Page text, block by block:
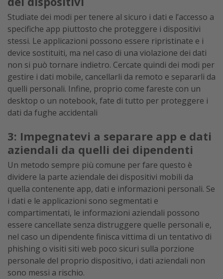
Studiate dei modi per tenere al sicuro i dati e l’accesso a
specifiche app piuttosto che proteggere i dispositivi
stessi. Le applicazioni possono essere ripristinate e i
device sostituiti, ma nel caso di una violazione dei dati
non si può tornare indietro. Cercate quindi dei modi per
gestire i dati mobile, cancellarli da remoto e separarli da
quelli personali. Infine, proprio come fareste con un
desktop o un notebook, fate di tutto per proteggere i
dati da fughe accidentali
3: Impegnatevi a separare app e dati
aziendali da quelli dei dipendenti
Un metodo sempre più comune per fare questo è
dividere la parte aziendale dei dispositivi mobili da
quella contenente app, dati e informazioni personali. Se
i dati e le applicazioni sono segmentati e
compartimentati, le informazioni aziendali possono
essere cancellate senza distruggere quelle personali e,
nel caso un dipendente finisca vittima di un tentativo di
phishing o visiti siti web poco sicuri sulla porzione
personale del proprio dispositivo, i dati aziendali non
sono messi a rischio.